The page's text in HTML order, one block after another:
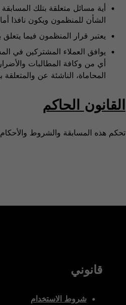
أية مسائل متعلقة بتلك
الشأن للمنظمون ويكون نافذا
يعتبر قرار المنظمون فيما
يوافق العملاء المشتركين في
أي من وكافة المطالبات
المحاماة، الناشئة عن والمتعلقة
القانون الحاكم
تحكم هذه المسابقة والشروط
قانوني
شروط الاستخدام